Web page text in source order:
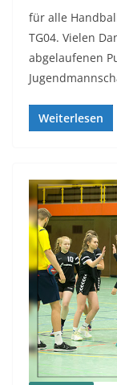
für alle
TG04. Vielen
abgelaufenen
Weiterlesen